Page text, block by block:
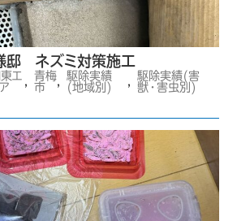
邸 ネズミ対策施工
エ ,
青梅
市
,
駆除実績
(地域別)
,
駆除実績(害
獣・害虫別)